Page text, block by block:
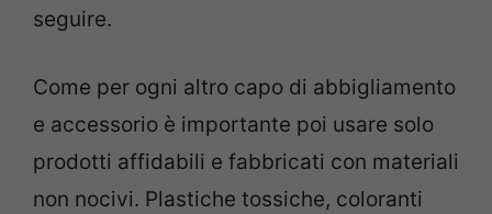
seguire.
Come per ogni altro capo di abbigliamento
e accessorio è importante poi usare solo
prodotti affidabili e fabbricati con materiali
non nocivi. Plastiche tossiche, coloranti